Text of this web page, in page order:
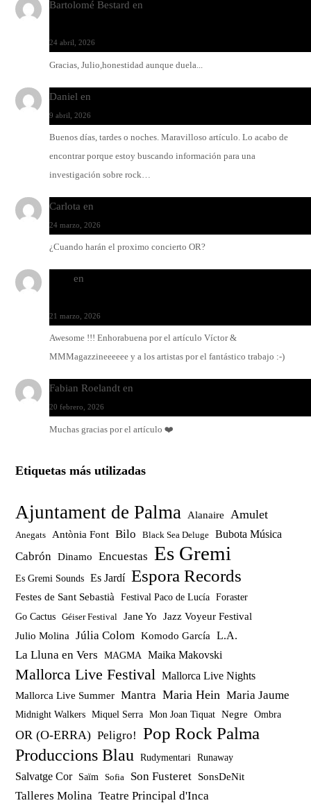
Bartolomé Bestard en
24 abril, 2026
Gracias, Julio,honestidad aunque duela...
Daniel en
9 abril, 2026
Buenos días, tardes o noches. Maravilloso artículo. Lo acabo de
encontrar porque estoy buscando información para una
investigación sobre rock…
Carlota en
24 marzo, 2026
¿Cuando harán el proximo concierto OR?
en
21 marzo, 2026
Awesome !!! Enhorabuena por el artículo Víctor &
MMMagazzineeeeee y a los artistas por el fantástico trabajo :-)
Fabian Roelandt en
20 febrero, 2026
Muchas gracias por el artículo ❤️
Etiquetas más utilizadas
Ajuntament de Palma Alanaire Amulet
Anegats Antònia Font Bilo Black Sea Deluge Bubota Música
Cabrón Dinamo Encuestas Es Gremi
Es Gremi Sounds Es Jardí Espora Records
Festes de Sant Sebastià Festival Paco de Lucía Foraster
Go Cactus Géiser Festival Jane Yo
Jazz Voyeur Festival
Julio Molina
Júlia Colom Komodo García L.A.
La Lluna en Vers MAGMA Maika Makovski
Mallorca Live Festival Mallorca Live Nights
Mallorca Live Summer Mantra Maria Hein Maria Jaume
Midnight Walkers Miquel Serra Mon Joan Tiquat Negre Ombra
OR (O-ERRA) Peligro!
Pop Rock Palma
Produccions Blau
Rudymentari Runaway
Salvatge Cor Saïm Sofia Son Fusteret SonsDeNit
Talleres Molina Teatre Principal d'Inca